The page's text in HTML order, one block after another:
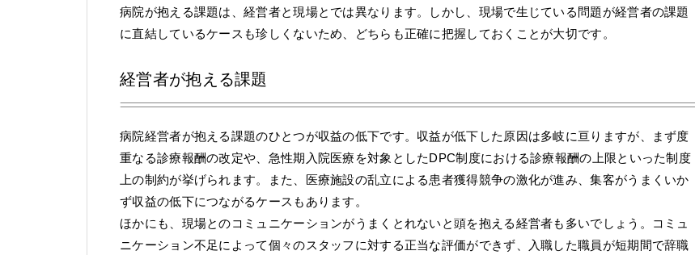
病院が抱える課題は、経営者と現場とでは異なります。しかし、現場で生じている問題が経営者の課題
に直結しているケースも珍しくないため、どちらも正確に把握しておくことが大切です。
経営者が抱える課題
病院経営者が抱える課題のひとつが収益の低下です。収益が低下した原因は多岐に亘りますが、まず度
重なる診療報酬の改定や、急性期入院医療を対象としたDPC制度における診療報酬の上限といった制度
上の制約が挙げられます。また、医療施設の乱立による患者獲得競争の激化が進み、集客がうまくいか
ず収益の低下につながるケースもあります。
ほかにも、現場とのコミュニケーションがうまくとれないと頭を抱える経営者も多いでしょう。コミュ
ニケーション不足によって個々のスタッフに対する正当な評価ができず、入職した職員が短期間で辞職